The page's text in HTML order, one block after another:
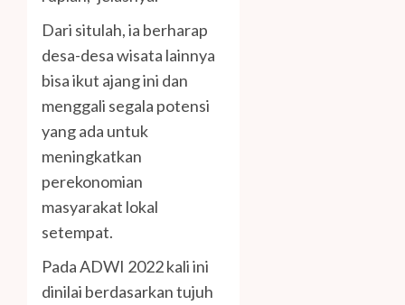
Dari situlah, ia berharap
desa-desa wisata lainnya
bisa ikut ajang ini dan
menggali segala potensi
yang ada untuk
meningkatkan
perekonomian
masyarakat lokal
setempat.
Pada ADWI 2022 kali ini
dinilai berdasarkan tujuh